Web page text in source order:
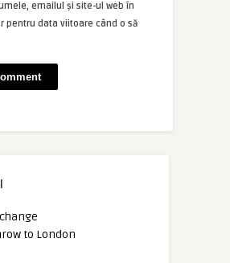
emailul și site-ul web în
pentru data viitoare când o să
to London